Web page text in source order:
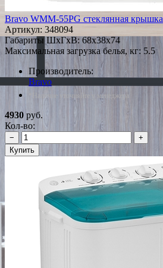
Bravo WMM-55PG стеклянная крышка
Артикул: 348094
Габариты ШxГxВ: 68x38x74
Максимальная загрузка белья, кг: 5.5
Производитель:
Bravo
*Наличие уточняйте у менеджера
4930 руб.
Кол-во:
−
+
Купить